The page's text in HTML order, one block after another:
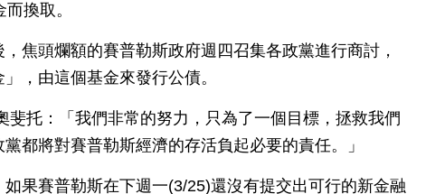
換取。
焦頭爛額的賽普勒斯政府週四召集各政黨進行商討，
，由這個基金來發行公債。
斐托：「我們非常的努力，只為了一個目標，拯救我們
都將對賽普勒斯經濟的存活負起必要的責任。」
果賽普勒斯在下週一(3/25)還沒有提交出可行的新金融